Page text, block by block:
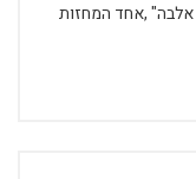
,אחד המחזות